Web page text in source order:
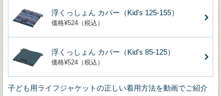
浮くっしょん カバー（Kid's 125-155）
価格¥524（税込）
浮くっしょん カバー（Kid's 85-125）
価格¥524（税込）
子ども用ライフジャケットの正しい着用方法を動画でご紹介